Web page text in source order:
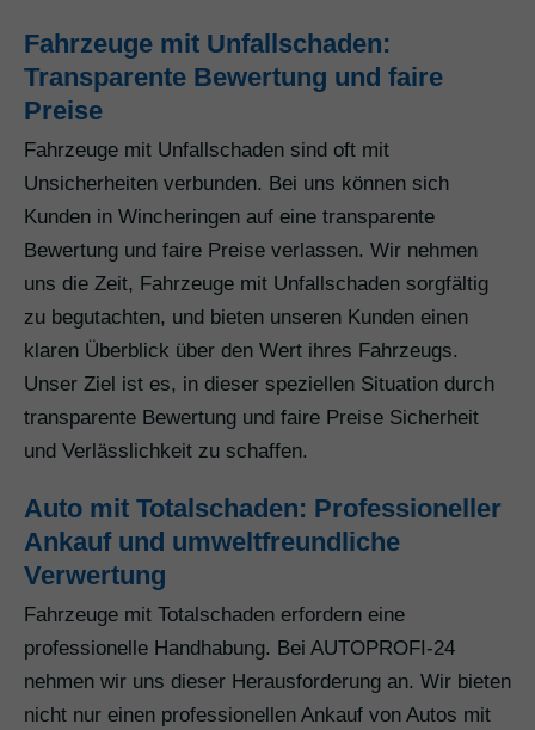
Fahrzeuge mit Unfallschaden:
Transparente Bewertung und faire
Preise
Fahrzeuge mit Unfallschaden sind oft mit
Unsicherheiten verbunden. Bei uns können sich
Kunden in Wincheringen auf eine transparente
Bewertung und faire Preise verlassen. Wir nehmen
uns die Zeit, Fahrzeuge mit Unfallschaden sorgfältig
zu begutachten, und bieten unseren Kunden einen
klaren Überblick über den Wert ihres Fahrzeugs.
Unser Ziel ist es, in dieser speziellen Situation durch
transparente Bewertung und faire Preise Sicherheit
und Verlässlichkeit zu schaffen.
Auto mit Totalschaden: Professioneller
Ankauf und umweltfreundliche
Verwertung
Fahrzeuge mit Totalschaden erfordern eine
professionelle Handhabung. Bei AUTOPROFI-24
nehmen wir uns dieser Herausforderung an. Wir bieten
nicht nur einen professionellen Ankauf von Autos mit